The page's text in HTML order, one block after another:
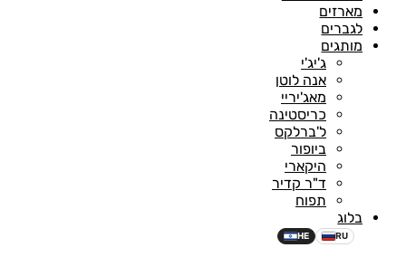
מארזים
לגברים
מותגים
ג'יג'י
אנה לוטן
מאג'יריי
כריסטינה
ל'ברלקס
ביופור
היקארי
ד"ר קדיר
תפוח
בלוג
HE RU